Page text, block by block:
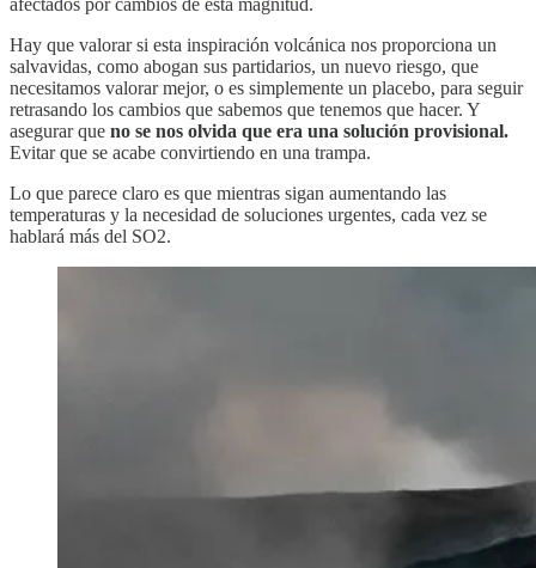
afectados por cambios de esta magnitud.
Hay que valorar si esta inspiración volcánica nos proporciona un
salvavidas, como abogan sus partidarios, un nuevo riesgo, que
necesitamos valorar mejor, o es simplemente un placebo, para seguir
retrasando los cambios que sabemos que tenemos que hacer. Y
asegurar que no se nos olvida que era una solución provisional.
Evitar que se acabe convirtiendo en una trampa.
Lo que parece claro es que mientras sigan aumentando las
temperaturas y la necesidad de soluciones urgentes, cada vez se
hablará más del SO2.